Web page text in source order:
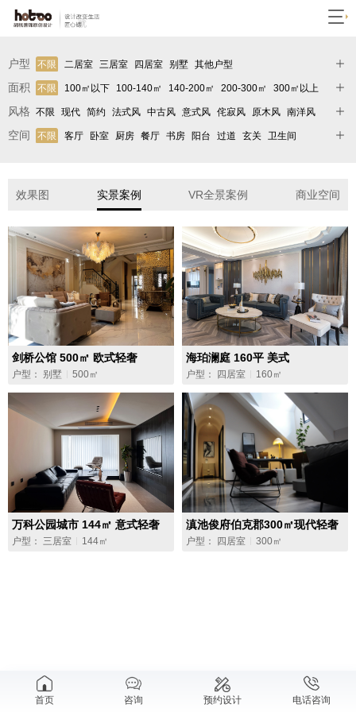
户型 不限 二居室 三居室 四居室 别墅 其他户型
面积 不限 100㎡以下 100-140㎡ 140-200㎡ 200-300㎡ 300㎡以上
风格 不限 现代 简约 法式风 中古风 意式风 侘寂风 原木风 南洋风
轻奢
极简 中式 欧式 美式 北欧 地中海 奶油风 新中式
其它
空间 不限 客厅 卧室 厨房 餐厅 书房 阳台 过道 玄关 卫生间
效果图 实景案例 VR全景案例 商业空间
剑桥公馆 500㎡ 欧式轻奢
户型： 别墅 500㎡
万科公园城市 144㎡ 意式轻奢
风
户型： 三居室 144㎡
海珀澜庭 160平 美式
户型： 四居室 160㎡
滇池俊府伯克郡300㎡现代轻奢
户型： 四居室 300㎡
首页 咨询 预约设计 电话咨询